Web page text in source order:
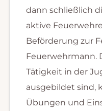
dann schließlich
aktive
Beförderung zur
Feuerwehrmann.
Tätigkeit in der
ausgebildet sind,
Übungen und